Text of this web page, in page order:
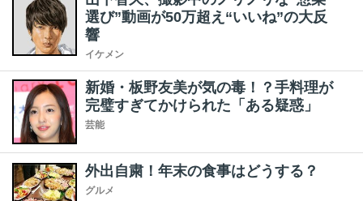
選び”動画が50万超え“いいね”の大反
響
イケメン
新婚・板野友美が気の毒！？手料理が
完璧すぎてかけられた「ある疑惑」
芸能
外出自粛！年末の食事はどうする？
グルメ